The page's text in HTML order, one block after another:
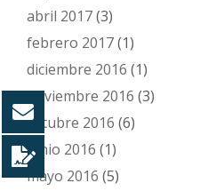
abril 2017(3)
febrero 2017(1)
diciembre 2016 (1)
noviembre 2016 (3)
octubre 2016 (6)
junio 2016 (1)
mayo 2016 (5)